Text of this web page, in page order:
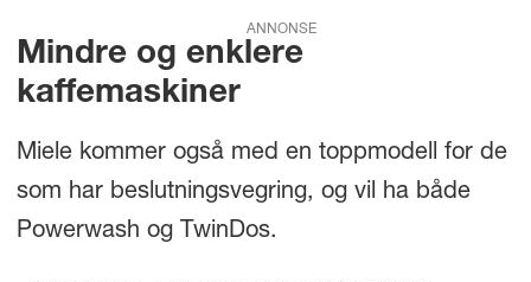
ANNONSE
Mindre og enklere
kaffemaskiner
Miele kommer også med en toppmodell for de
som har beslutningsvegring, og vil ha både
Powerwash og TwinDos.